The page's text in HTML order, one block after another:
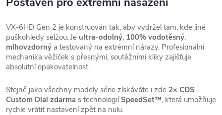
VX-6HD Gen 2 je konstruován tak, aby vydržel tam, kde jiné
puškohledy selžou. Je ultra-odolný, 100% vodotěsný,
mlhovzdorný a testovaný na extrémní nárazy. Profesionální
mechanika věžiček s přesnými, soutěžními kliky zajišťuje
absolutní opakovatelnost.
Stejně jako všechny modely série získáváte i zde 2× CDS
Custom Dial zdarma s technologiíSpeedSet™, která umožňuje
rychle vrátit nastavení zpět na nulu.